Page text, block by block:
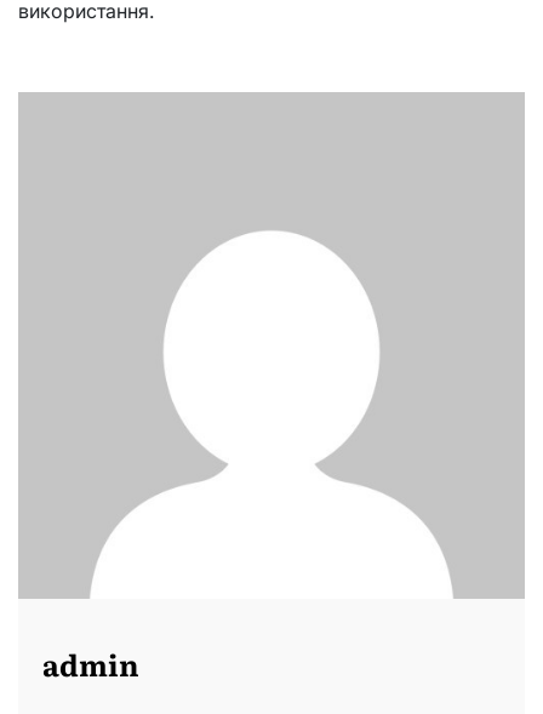
використання.
admin